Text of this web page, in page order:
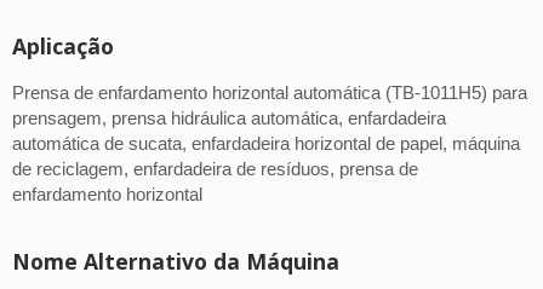
Aplicação
Prensa de enfardamento horizontal automática (TB-1011H5) para
prensagem, prensa hidráulica automática, enfardadeira
automática de sucata, enfardadeira horizontal de papel, máquina
de reciclagem, enfardadeira de resíduos, prensa de
enfardamento horizontal
Nome Alternativo da Máquina